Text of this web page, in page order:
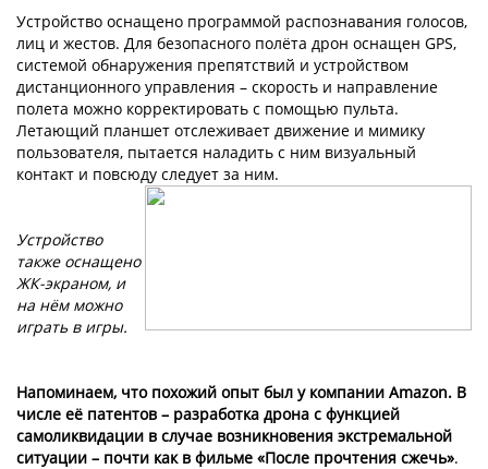
Устройство оснащено программой распознавания голосов,
лиц и жестов. Для безопасного полёта дрон оснащен GPS,
системой обнаружения препятствий и устройством
дистанционного управления – скорость и направление
полета можно корректировать с помощью пульта.
Летающий планшет отслеживает движение и мимику
пользователя, пытается наладить с ним визуальный
контакт и повсюду следует за ним.
Устройство
также оснащено
ЖК-экраном, и
на нём можно
играть в игры.
Напоминаем, что похожий опыт был у компании Amazon. В
числе её патентов – разработка дрона с функцией
самоликвидации в случае возникновения экстремальной
ситуации – почти как в фильме «После прочтения сжечь».